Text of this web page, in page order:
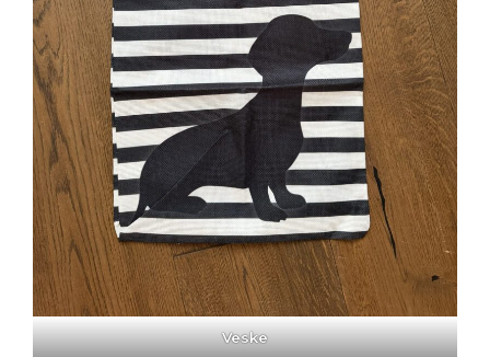
Veske